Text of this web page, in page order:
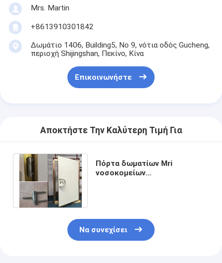
Mrs. Martin
+8613910301842
Δωμάτιο 1406, Building5, Νο 9, νότια οδός Gucheng,
περιοχή Shijingshan, Πεκίνο, Κίνα
Επικοινωνήστε
Αποκτήστε Την Καλύτερη Τιμή Για
Πόρτα δωματίων Mri
νοσοκομείων
Να συνεχίσει